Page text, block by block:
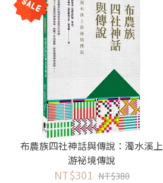
布農族四社神話與傳說：濁水溪上
游祕境傳說
NT$301 NT$380